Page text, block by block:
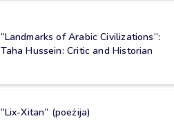
“Landmarks of Arabic Civilizations”:
Taha Hussein: Critic and Historian
“Lix-Xitan” (poeżija)